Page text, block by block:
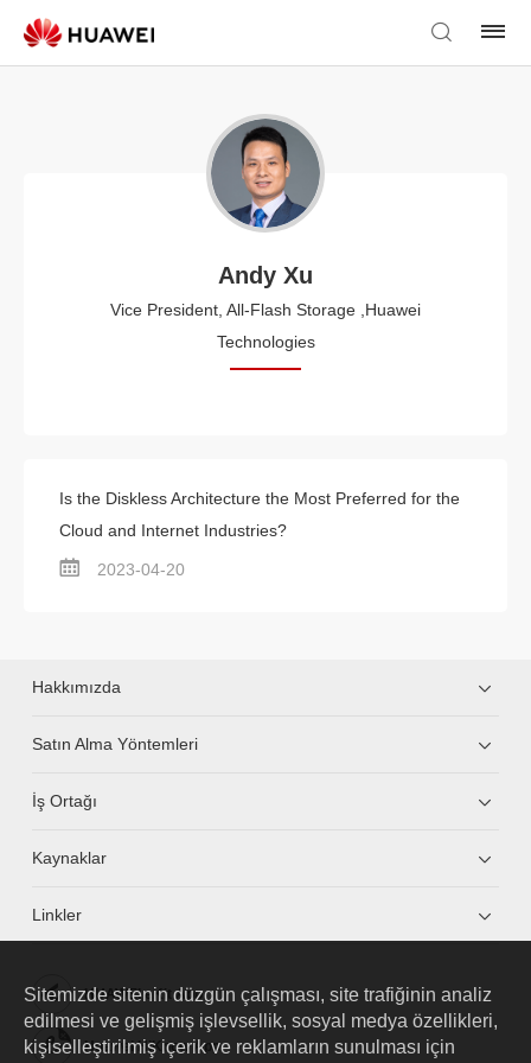
Andy Xu
Vice President, All-Flash Storage ,Huawei
Technologies
Is the Diskless Architecture the Most Preferred for the
Cloud and Internet Industries?
2023-04-20
Hakkımızda
Satın Alma Yöntemleri
İş Ortağı
Kaynaklar
Linkler
HUAWEI eKit App
Huawei HiKnow App
Sitemizde sitenin düzgün çalışması, site trafiğinin analiz
edilmesi ve gelişmiş işlevsellik, sosyal medya özellikleri,
kişiselleştirilmiş içerik ve reklamların sunulması için